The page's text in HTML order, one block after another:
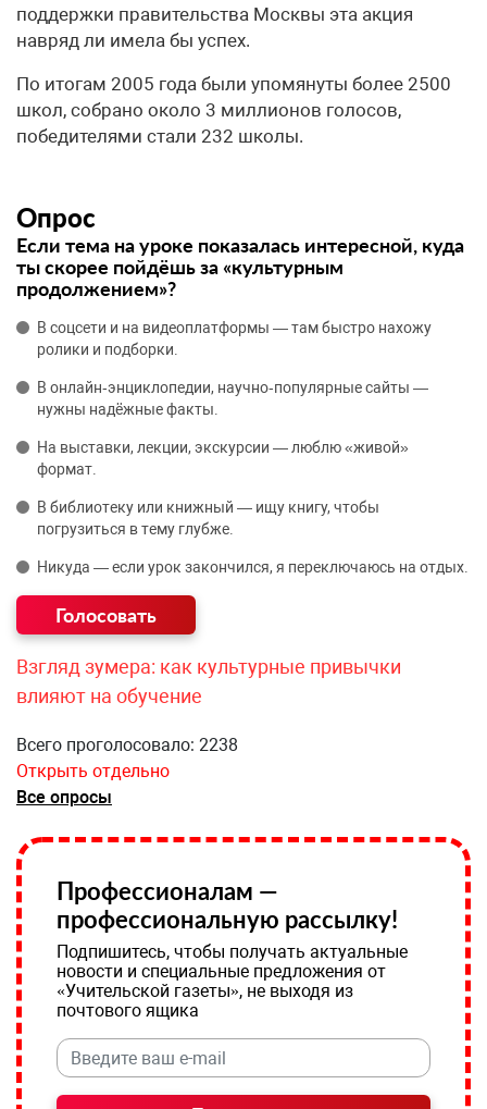
поддержки правительства Москвы эта акция
навряд ли имела бы успех.
По итогам 2005 года были упомянуты более 2500
школ, собрано около 3 миллионов голосов,
победителями стали 232 школы.
Опрос
Если тема на уроке показалась интересной, куда
ты скорее пойдёшь за «культурным
продолжением»?
В соцсети и на видеоплатформы — там быстро нахожу
ролики и подборки.
В онлайн‑энциклопедии, научно‑популярные сайты —
нужны надёжные факты.
На выставки, лекции, экскурсии — люблю «живой»
формат.
В библиотеку или книжный — ищу книгу, чтобы
погрузиться в тему глубже.
Никуда — если урок закончился, я переключаюсь на отдых.
Взгляд зумера: как культурные привычки
влияют на обучение
Всего проголосовало: 2238
Открыть отдельно
Все опросы
Профессионалам —
профессиональную рассылку!
Подпишитесь, чтобы получать актуальные
новости и специальные предложения от
«Учительской газеты», не выходя из
почтового ящика